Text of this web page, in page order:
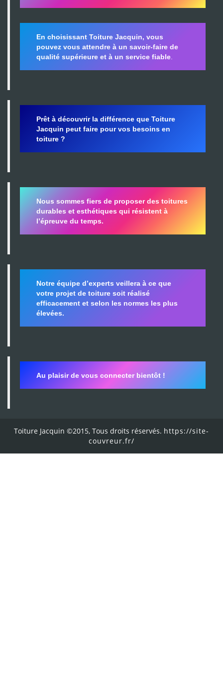
En choisissant Toiture Jacquin, vous
pouvez vous attendre à un savoir-faire de
qualité supérieure et à un service fiable
Prêt à découvrir la différence que Toiture
Jacquin peut faire pour vos besoins en
toiture ?
Nous sommes fiers de proposer des toitures
durables et esthétiques qui résistent à
l’épreuve du temps.
Notre équipe d’experts veillera à ce que
votre projet de toiture soit réalisé
efficacement et selon les normes les plus
élevées.
Au plaisir de vous connecter bientôt !
Toiture Jacquin ©2015, Tous droits réservés. https://site-
couvreur.fr/